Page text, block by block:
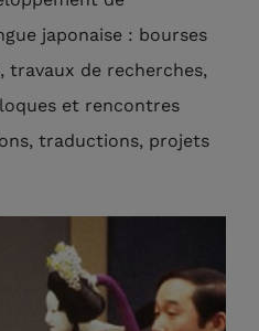
japonaise : bourses
travaux de recherches,
et rencontres
traductions, projets